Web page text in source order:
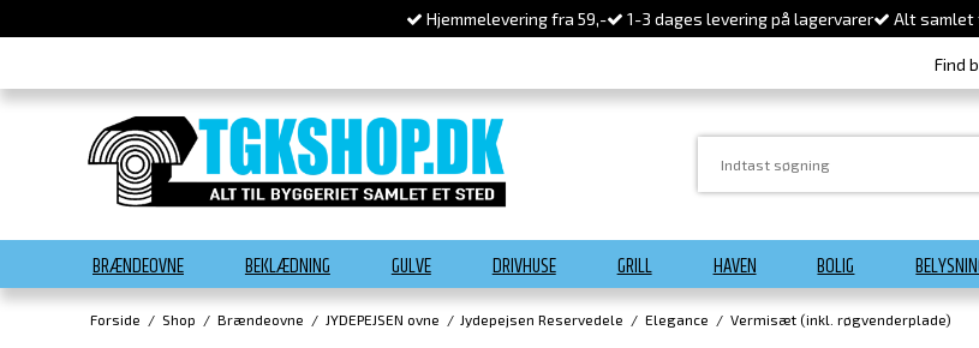
Hjemmelevering fra 59,- 1-3 dages levering på lagervarer Alt samlet
Find
BRÆNDEOVNE BEKLÆDNING GULVE DRIVHUSE GRILL HAVEN BOLIG
Forside / Shop / Brændeovne / JYDEPEJSEN ovne / Jydepejsen Reservedele / Elegance / Vermisæt (inkl. røgvenderplade)